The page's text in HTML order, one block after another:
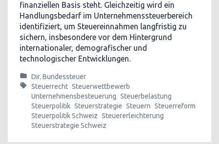
finanziellen Basis steht. Gleichzeitig wird ein
Handlungsbedarf im Unternehmenssteuerbereich
identifiziert, um Steuereinnahmen langfristig zu
sichern, insbesondere vor dem Hintergrund
internationaler, demografischer und
technologischer Entwicklungen.
Dir. Bundessteuer
Steuerrecht Steuerwettbewerb
Unternehmensbesteuerung Steuerbelastung
Steuerpolitik Steuerstrategie Steuern Steuerreform
Steuerpolitik Schweiz Steuererleichterung
Steuerstrategie Schweiz